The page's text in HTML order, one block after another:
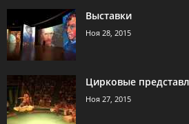
Выставки
Ноя 28, 2015
Цирковые
Ноя 27, 2015